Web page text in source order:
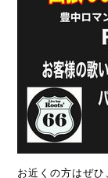
お近くの方はぜ